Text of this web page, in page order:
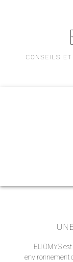
CONSEILS
ELIOMYS
environnement